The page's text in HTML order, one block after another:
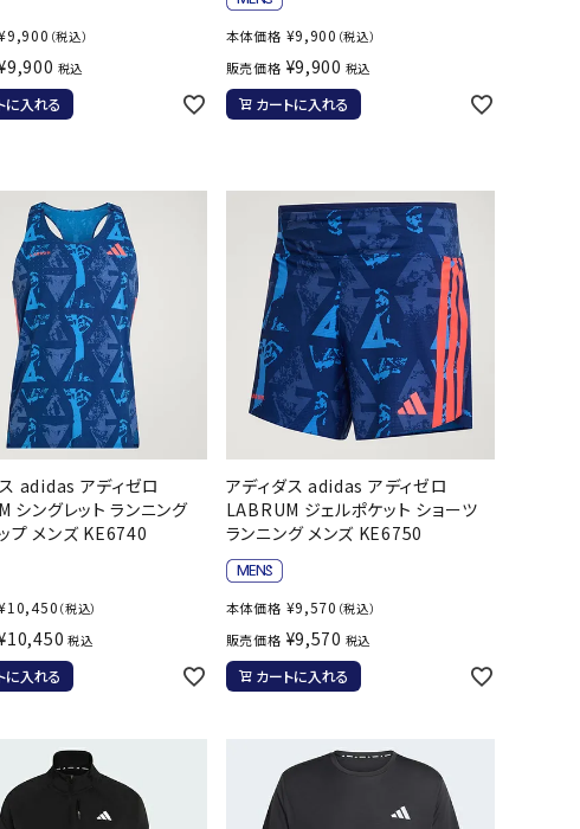
競泳水着・練習水着
フィットネス水着
ゴーグル
その他アクセサリー
マリンスポーツ
メンズランニングシューズ
レディースランニングシューズ
ランニングタイツ
ランニングソックス
ランニングキャップ
ランニングバッグ・ポーチ
その他アクセサリー
トレーニング用品
トレーニング用品
健康グッズ
アウトドア
メンズアウトドアウェア
ウィメンズアウトドアウェア
キッズ・ベビーアウトドアウェア
帽子
ソックス
バッグ
キャンプ用品
NIKE Nittaku Ocean Pacific
PENALTY Prince PUMA
ReefTourer ryka SALOMON
SPAZIO Speedo SSK
Super
SWANS
Tasmania
Tecnifibre
THE NORTH
9,900 （税込）
9,900 税込
に入れる
本体価格 ¥9,900 （税込）
販売価格 ¥9,900 税込
カートに入れる
adidas アディゼロ
シングレット ランニング
プ メンズ KE6740
10,450 （税込）
10,450 税込
に入れる
アディダス adidas アディゼロ
LABRUM ジェルポケット ショーツ
ランニング メンズ KE6750
本体価格 ¥9,570 （税込）
販売価格 ¥9,570 税込
カートに入れる